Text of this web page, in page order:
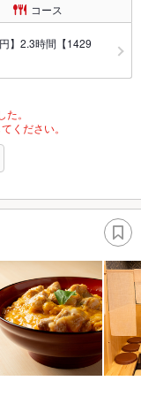
コース
】2.3時間【1429
。
ください。